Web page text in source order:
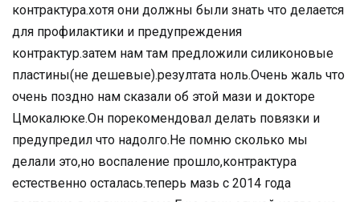
контрактура.хотя они должны были знать что делается
для профилактики и предупреждения
контрактур.затем нам там предложили силиконовые
пластины(не дешевые).резултата ноль.Очень жаль что
очень поздно нам сказали об этой мази и докторе
Цмокалюке.Он порекомендовал делать повязки и
предупредил что надолго.Не помню сколько мы
делали это,но воспаление прошло,контрактура
естественно осталась.теперь мазь с 2014 года